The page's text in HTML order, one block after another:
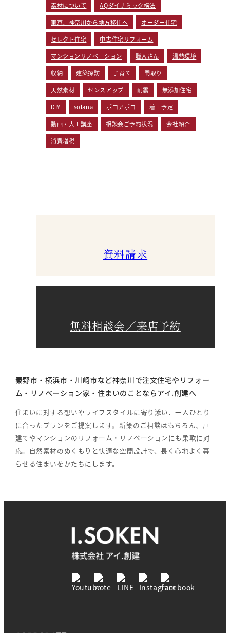
素材について AQダイナミック構法
東京、神奈川から地方移住へ オーダー住宅
セレクト住宅 中古住宅リフォーム
マンションリノベーション 職人さん 温熱環境
収納 建築探訪 子育て 間取り
天然素材 センスアップ 耐震 無添加住宅
DIY solana ポコアポコ 着工予定
動画・大工講座 相談会ご予約状況 会社紹介
消費増税
資料請求
無料相談会／来店予約
秦野市・横浜市・川崎市など神奈川で注文住宅やリフォー
ム・リノベーション家・住まいのことならアイ.創建へ
住まいに対する想いやライフスタイルに寄り添い、一人ひとり
に合ったプランをご提案します。新築のご相談はもちろん、戸
建てやマンションのリフォーム・リノベーションにも柔軟に対
応。自然素材のぬくもりと快適な空間設計で、長く心地よく暮
らせる住まいをかたちにします。